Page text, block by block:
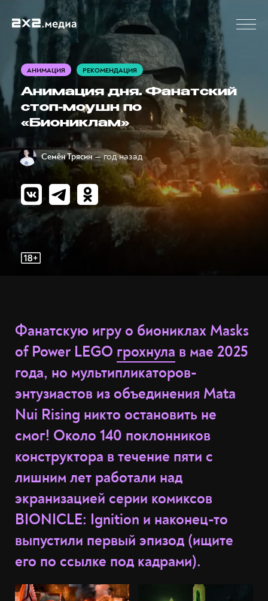
АНИМАЦИЯ РЕКОМЕНДАЦИЯ
Анимация дня. Фанатский
стоп-моушн по
«Биониклам»
Семён Трясин — год назад
Фанатскую игру о биониклах Masks
of Power LEGO грохнула в мае 2025
года, но мультипликаторов-
энтузиастов из объединения Mata
Nui Rising никто остановить не
смог! Около 140 поклонников
конструктора в течение пяти с
лишним лет работали над
экранизацией серии комиксов
BIONICLE: Ignition и наконец-то
выпустили первый эпизод (ищите
его по ссылке под кадрами).